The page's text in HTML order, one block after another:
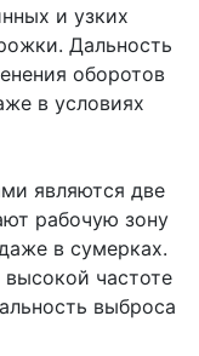
и узких
Дальность
оборотов
в условиях
являются две
рабочую зону
в сумерках.
частоте
выброса